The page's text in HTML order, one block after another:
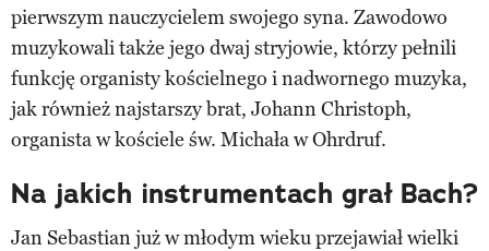
pierwszym nauczycielem swojego syna. Zawodowo
muzykowali także jego dwaj stryjowie, którzy pełnili
funkcję organisty kościelnego i nadwornego muzyka,
jak również najstarszy brat, Johann Christoph,
organista w kościele św. Michała w Ohrdruf.
Na jakich instrumentach grał Bach?
Jan Sebastian już w młodym wieku przejawiał wielki